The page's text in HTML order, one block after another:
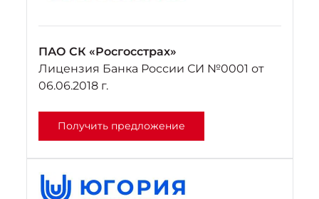
ПАО СК «Росгосстрах»
Лицензия Банка России СИ №0001 от
06.06.2018 г.
Получить предложение